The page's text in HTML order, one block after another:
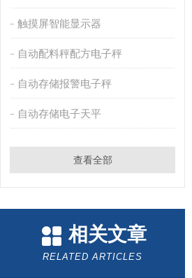
触摸屏智能显示器
自动配料秤配方电子秤
自动存储报警电子秤
自动存储电子天平
查看全部
相关文章
RELATED ARTICLES